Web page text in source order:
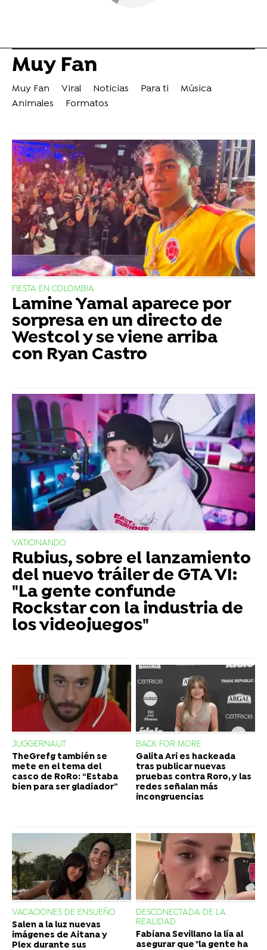
Muy Fan
Muy Fan Viral Noticias Para ti
Música
Animales
Formatos
FIESTA EN COLOMBIA
Lamine Yamal aparece por
sorpresa en un directo de
Westcol y se viene arriba
con Ryan Castro
VATICINANDO
Rubius, sobre el lanzamiento
del nuevo tráiler de GTA VI:
"La gente confunde
Rockstar con la industria de
los videojuegos"
JUGGERNAUT
TheGrefg también se
mete en el tema del
casco de RoRo: “Estaba
bien para ser gladiador”
BACK FOR MORE
Galita Ari es hackeada
tras publicar nuevas
pruebas contra Roro, y las
redes señalan más
incongruencias
VACACIONES DE ENSUEÑO
Salen a la luz nuevas
imágenes de Aitana y
Plex durante sus
DESCONECTADA DE LA
REALIDAD
Fabiana Sevillano la lía al
asegurar que "la gente ha